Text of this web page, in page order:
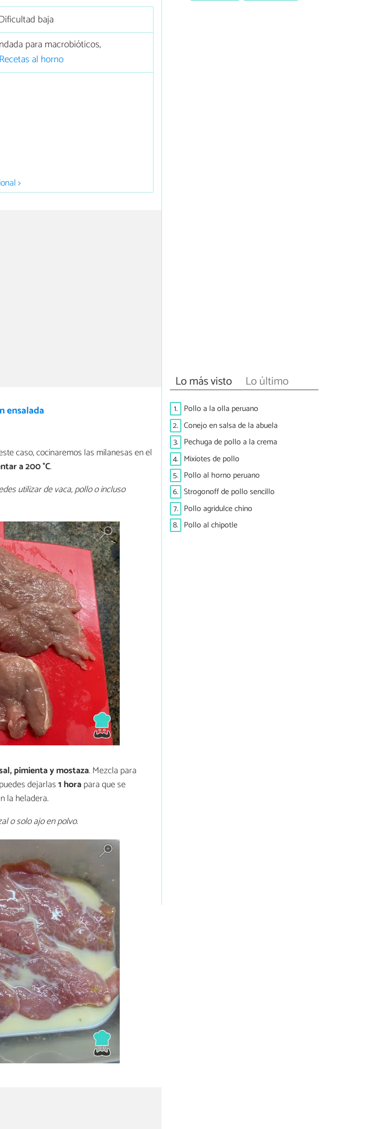
baja
para macrobióticos,
Recetas al horno
>
ensalada
caso, cocinaremos las milanesas en el
a 200 °C.
utilizar de vaca, pollo o incluso
pimienta y mostaza. Mezcla para
dejarlas1 horapara que se
la heladera.
o solo ajo en polvo.
Lo más visto Lo último
1. Pollo a la olla peruano
2. Conejo en salsa de la abuela
3. Pechuga de pollo a la crema
4. Mixiotes de pollo
5. Pollo al horno peruano
6. Strogonoff de pollo sencillo
7. Pollo agridulce chino
8. Pollo al chipotle